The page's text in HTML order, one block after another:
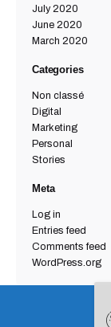
July 2020
June 2020
March 2020
Categories
Non classé
Digital
Marketing
Personal
Stories
Meta
Log in
Entries feed
Comments feed
WordPress.org